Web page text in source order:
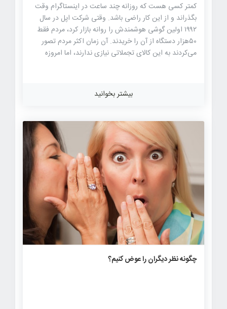
کمتر کسی هست که روزانه چند ساعت در اینستاگرام وقت
بگذراند و از این کار راضی باشد. وقتی شرکت اپل در سال
۱۹۹۲ اولین گوشی هوشمندش را روانه بازار کرد، مردم فقط
۵۰هزار دستگاه از آن را خریدند. آن زمان اکثر مردم تصور
می‌کردند به این کالای تجملاتی نیازی ندارند، اما امروزه
و به بخشی از زندگی روزمره بشر تبدیل شده‌ است. به‌کمک
این وسیله درآمد کسب می‌کنیم، کارهایمان را برنامه‌ ریزی
می‌کنیم و البته وقتمان را هدر می‌دهیم! در این مقاله از
سایت سخن امید ، پیشنهادهایی برای زمان آزادتان ارائه
می‌دهیم که […]
بیشتر بخوانید
چگونه نظر دیگران را عوض کنیم؟